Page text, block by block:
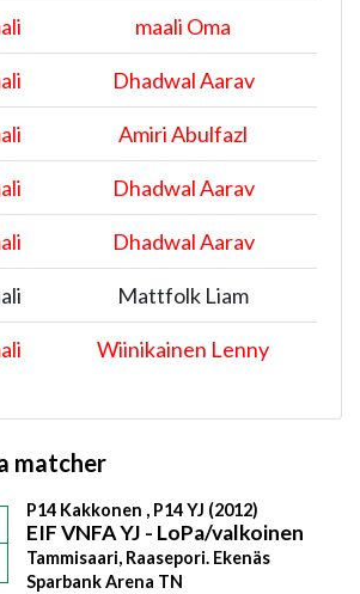
maali Oma
Dhadwal Aarav
Amiri Abulfazl
Dhadwal Aarav
Dhadwal Aarav
Mattfolk Liam
Wiinikainen Lenny
matcher
P14 Kakkonen , P14 YJ (2012)
EIF VNFA YJ - LoPa/valkoinen
Tammisaari, Raasepori. Ekenäs
Sparbank Arena TN